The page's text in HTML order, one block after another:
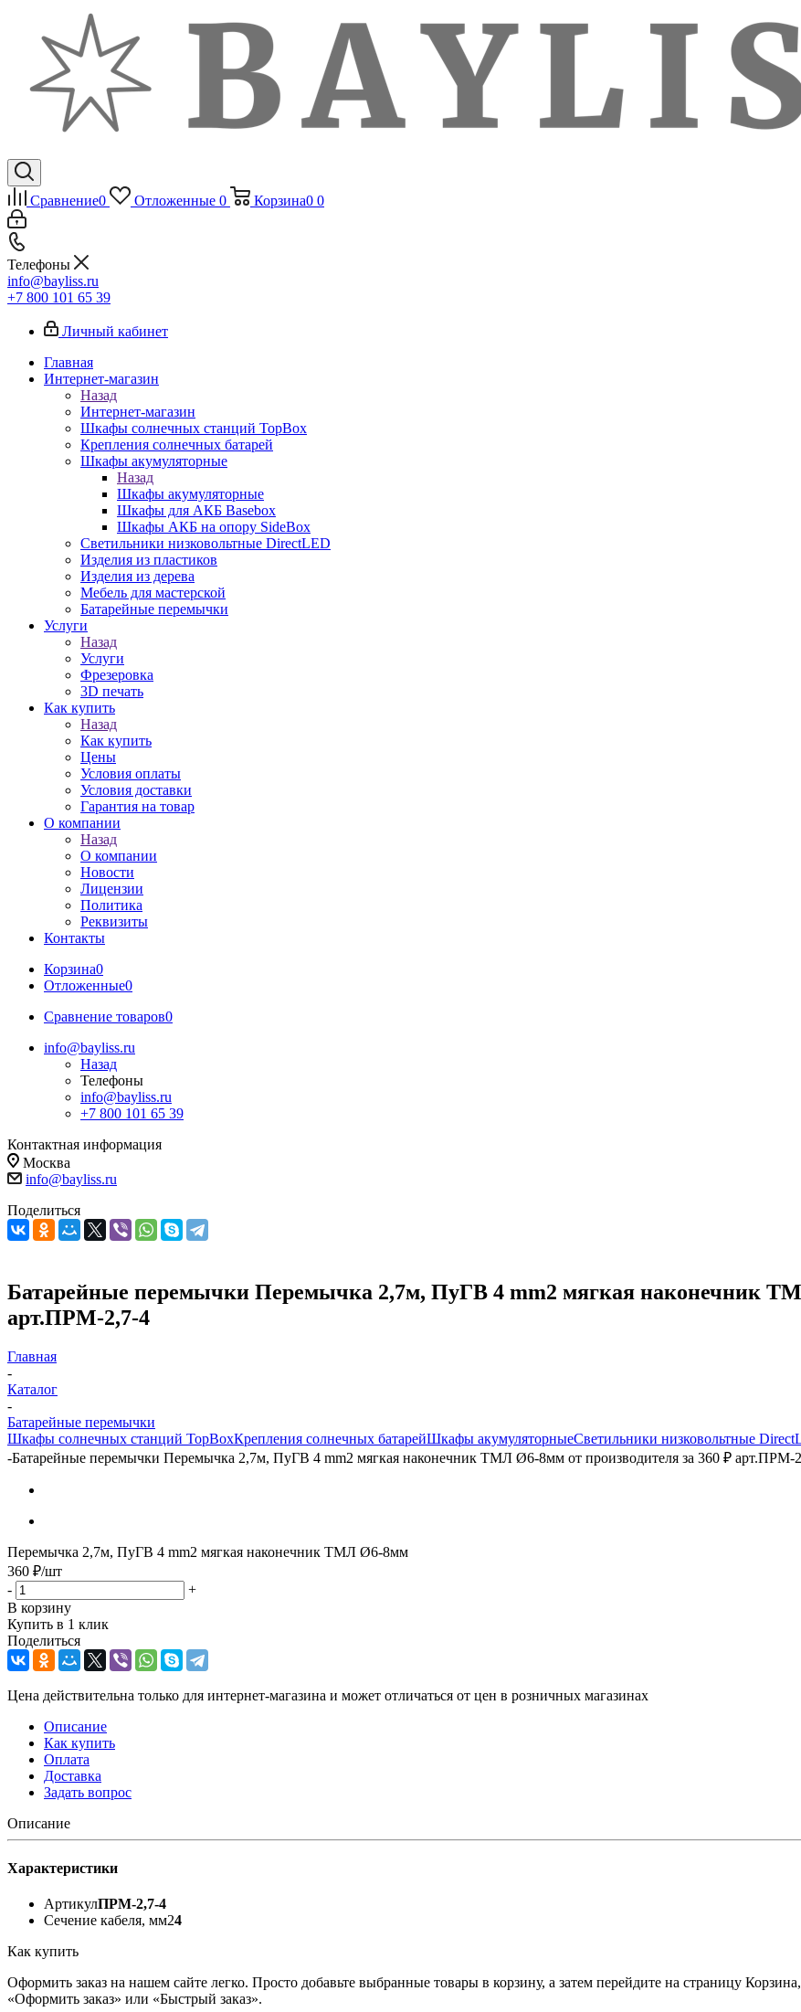
Сравнение0 Отложенные 0 Корзина0 0
Телефоны
info@bayliss.ru
+7 800 101 65 39
Личный кабинет
Главная
Интернет-магазин
Назад
Интернет-магазин
Шкафы солнечных станций TopBox
Крепления солнечных батарей
Шкафы акумуляторные
Назад
Шкафы акумуляторные
Шкафы для АКБ Basebox
Шкафы АКБ на опору SideBox
Светильники низковольтные DirectLED
Изделия из пластиков
Изделия из дерева
Мебель для мастерской
Батарейные перемычки
Услуги
Назад
Услуги
Фрезеровка
3D печать
Как купить
Назад
Как купить
Цены
Условия оплаты
Условия доставки
Гарантия на товар
О компании
Назад
О компании
Новости
Лицензии
Политика
Реквизиты
Контакты
Корзина0
Отложенные0
Сравнение товаров0
info@bayliss.ru
Назад
Телефоны
info@bayliss.ru
+7 800 101 65 39
Контактная информация
Москва
info@bayliss.ru
Поделиться
Батарейные перемычки Перемычка 2,7м, ПуГВ 4 mm2 мягкая наконечник
арт.ПРМ-2,7-4
Главная
-
Каталог
-
Батарейные перемычки
Шкафы солнечных станций TopBoxКрепления солнечных батарейШкафы акумуляторныеСветильники низковольтные
-Батарейные перемычки Перемычка 2,7м, ПуГВ 4 mm2 мягкая наконечник ТМЛ Ø6-8мм от производителя за 360 ₽ арт.ПРМ-
Перемычка 2,7м, ПуГВ 4 mm2 мягкая наконечник ТМЛ Ø6-8мм
360 ₽/шт
-
+
В корзину
Купить в 1 клик
Поделиться
Цена действительна только для интернет-магазина и может отличаться от цен в розничных магазинах
Описание
Как купить
Оплата
Доставка
Задать вопрос
Описание
Характеристики
АртикулПРМ-2,7-4
Сечение кабеля, мм24
Как купить
Оформить заказ на нашем сайте легко. Просто добавьте выбранные товары в корзину, а затем перейдите на страницу
«Оформить заказ» или «Быстрый заказ».